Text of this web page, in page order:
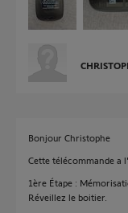
Bonjour Christophe
Cette télécommande a
1ère Étape :
Réveillez le boitier.